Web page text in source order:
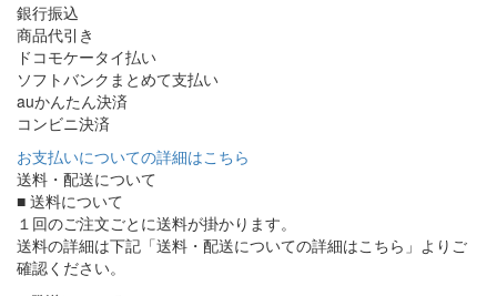
銀行振込
商品代引き
ドコモケータイ払い
ソフトバンクまとめて支払い
auかんたん決済
コンビニ決済
お支払いについての詳細はこちら
送料・配送について
■ 送料について
１回のご注文ごとに送料が掛かります。
送料の詳細は下記「送料・配送についての詳細はこちら」よりご
確認ください。